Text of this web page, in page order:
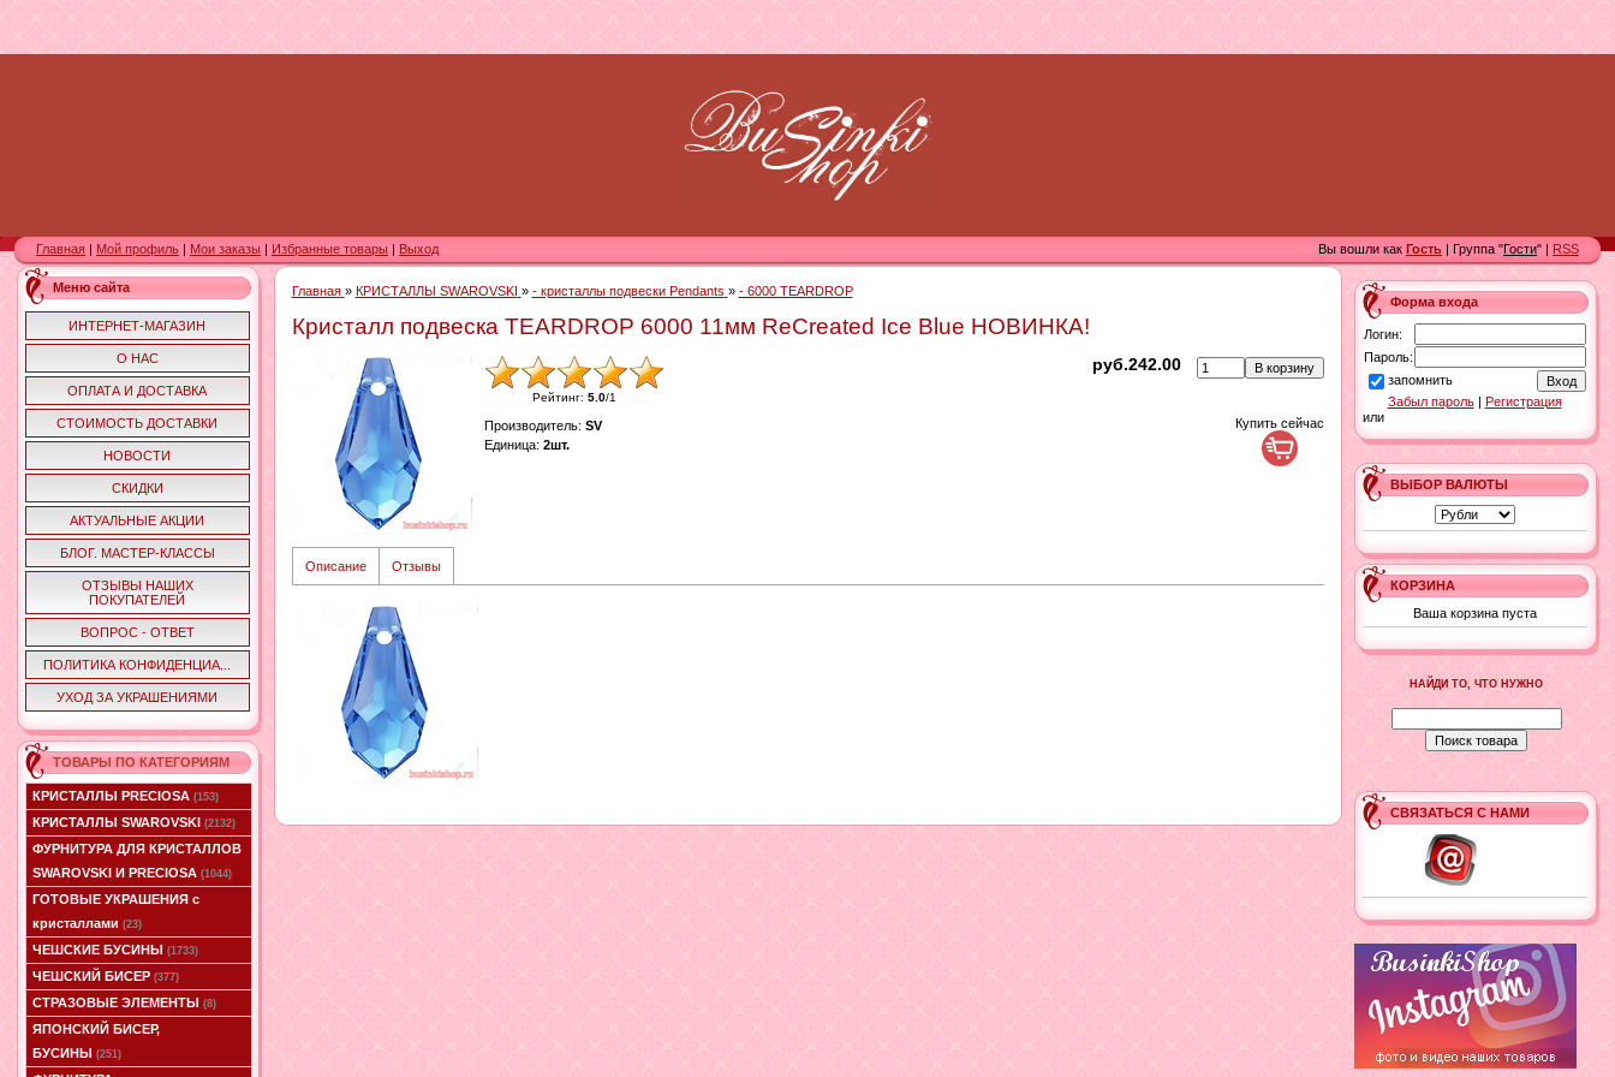
Главная Мой профиль Мои заказы Избранные товары Выход Вы вошли как Гость | Группа "Гости" | RSS
Меню сайта
ИНТЕРНЕТ-МАГАЗИН
О НАС
ОПЛАТА И ДОСТАВКА
СТОИМОСТЬ ДОСТАВКИ
НОВОСТИ
СКИДКИ
АКТУАЛЬНЫЕ АКЦИИ
БЛОГ. МАСТЕР-КЛАССЫ
ОТЗЫВЫ НАШИХ
ПОКУПАТЕЛЕЙ
ВОПРОС - ОТВЕТ
ПОЛИТИКА КОНФИДЕНЦИА...
УХОД ЗА УКРАШЕНИЯМИ
ТОВАРЫ ПО КАТЕГОРИЯМ
КРИСТАЛЛЫ PRECIOSA (153)
КРИСТАЛЛЫ SWAROVSKI (2132)
ФУРНИТУРА ДЛЯ КРИСТАЛЛОВ
SWAROVSKI И PRECIOSA (1044)
ГОТОВЫЕ УКРАШЕНИЯ с
кристаллами (23)
ЧЕШСКИЕ БУСИНЫ (1733)
ЧЕШСКИЙ БИСЕР (377)
СТРАЗОВЫЕ ЭЛЕМЕНТЫ (8)
ЯПОНСКИЙ БИСЕР,
БУСИНЫ (251)
Главная » КРИСТАЛЛЫ SWAROVSKI » - кристаллы подвески Pendants » - 6000 TEARDROP
Кристалл подвеска TEARDROP 6000 11мм ReCreated Ice Blue НОВИНКА!
Рейтинг: 5.0/1
руб.242.00
Производитель: SV
Единица: 2шт.
Купить сейчас
Описание Отзывы
Форма входа
Логин:
Пароль:
запомнить
Забыл пароль|
Регистрация
или
ВЫБОР ВАЛЮТЫ
КОРЗИНА
Ваша корзина пуста
НАЙДИ ТО, ЧТО НУЖНО
СВЯЗАТЬСЯ С НАМИ